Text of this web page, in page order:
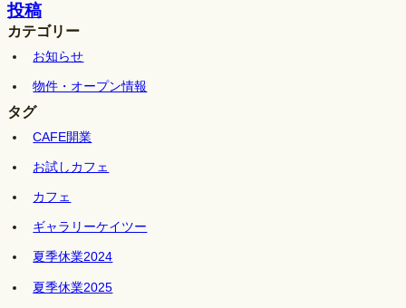
投稿
カテゴリー
お知らせ
物件・オープン情報
タグ
CAFE開業
お試しカフェ
カフェ
ギャラリーケイツー
夏季休業2024
夏季休業2025